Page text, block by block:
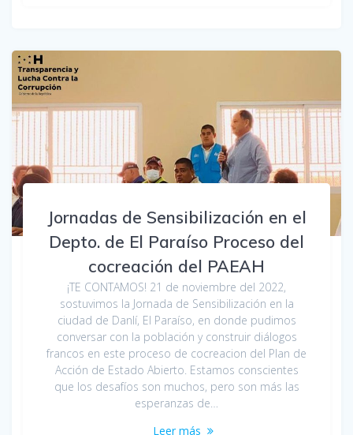
Jornadas de Sensibilización en el
Depto. de El Paraíso Proceso del
cocreación del PAEAH
¡TE CONTAMOS! 21 de noviembre del 2022,
sostuvimos la Jornada de Sensibilización en la
ciudad de Danlí, El Paraíso, en donde pudimos
conversar con la población y construir diálogos
francos en este proceso de cocreacion del Plan de
Acción de Estado Abierto. Estamos conscientes
que los desafíos son muchos, pero son más las
esperanzas de…
Leer más